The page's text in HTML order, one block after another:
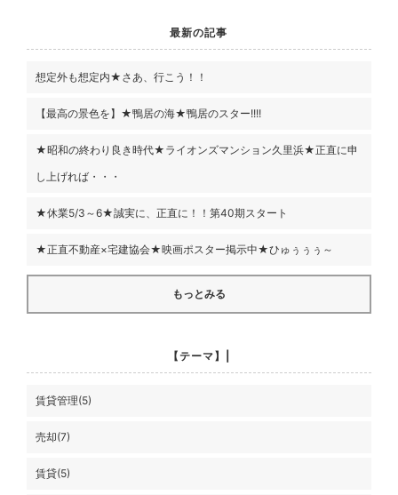
最新の記事
想定外も想定内★さあ、行こう！！
【最高の景色を】★鴨居の海★鴨居のスター!!!!
★昭和の終わり良き時代★ライオンズマンション久里浜★正直に申
し上げれば・・・
★休業5/3～6★誠実に、正直に！！第40期スタート
★正直不動産×宅建協会★映画ポスター掲示中★ひゅぅぅぅ～
もっとみる
【テーマ】|
賃貸管理(5)
売却(7)
賃貸(5)